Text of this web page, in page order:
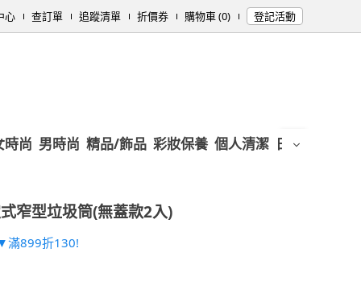
心 查訂單 追蹤清單 折價券 購物車 (0) 登記活動
時尚 男時尚 精品/飾品 彩妝保養 個人清潔 日用/紙品
窄型垃圾筒(無蓋款2入)
滿899折130!